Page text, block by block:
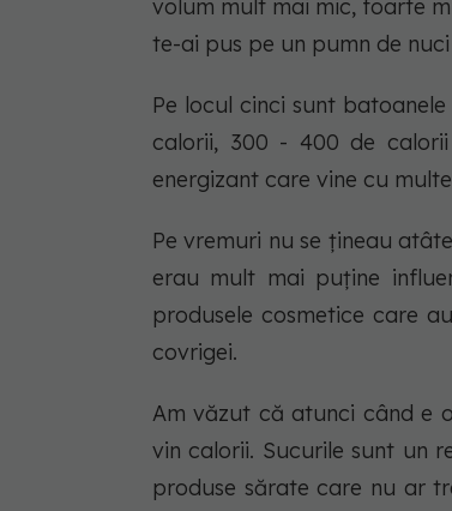
volum mult mai mic, foarte
te-ai pus pe un pumn de
Pe locul cinci sunt
calorii, 300 - 400 de
energizant care vine cu
Pe vremuri nu se țineau
erau mult mai puține
produsele cosmetice care
covrigei.
Am văzut că atunci când e
vin calorii. Sucurile sunt un
produse sărate care nu ar